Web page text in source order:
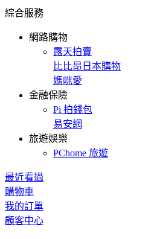
綜合服務
網路購物
露天拍賣
比比昂日本購物
媽咪愛
金融保險
Pi 拍錢包
易安網
旅遊娛樂
PChome 旅遊
最近看過
購物車
我的訂單
顧客中心